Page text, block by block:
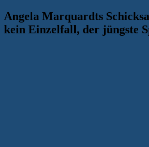
Angela Marquardts
kein Einzelfall, der jüngste